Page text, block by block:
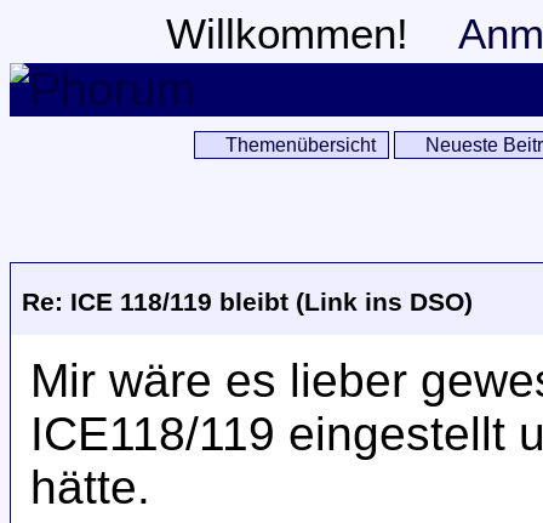
Willkommen!
Themenübersicht Neueste
Re: ICE 118/119 bleibt (Link ins DSO)
Mir wäre es lieber
ICE118/119 eingestellt
hätte.